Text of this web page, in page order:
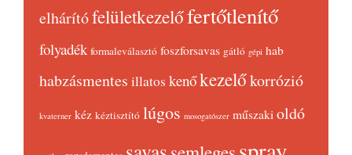
elhárítófelületkezelőfertőtlenítő
folyadék formaleválasztó foszforsavas gátló gépi hab
habzásmentes illatos kenőkezelőkorrózió
kvaterner kéz kéztisztító lúgos mosogatószer műszaki oldó